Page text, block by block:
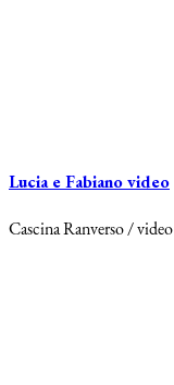
Lucia e Fabiano video
Cascina Ranverso / video